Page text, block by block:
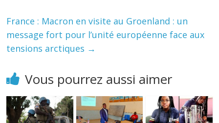
France : Macron en visite au Groenland : un
message fort pour l’unité européenne face aux
tensions arctiques →
Vous pourrez aussi aimer